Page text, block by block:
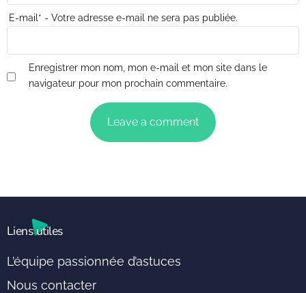
E-mail * - Votre adresse e-mail ne sera pas publiée.
Enregistrer mon nom, mon e-mail et mon site dans le
navigateur pour mon prochain commentaire.
Liens utiles
L’équipe passionnée d’astuces
Nous contacter